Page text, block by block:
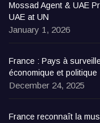
Mossad Agent & UAE
UAE at UN
January 1, 2026
France : Pays à
économique et politique
December 24, 2025
France reconnaît la